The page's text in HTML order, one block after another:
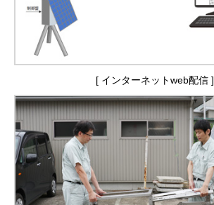
[ インターネットweb配信 ]